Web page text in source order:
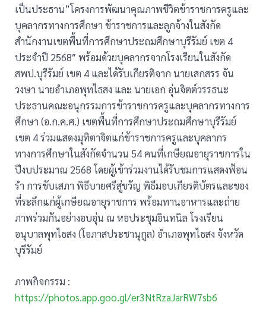
เป็นประธาน”โครงการพัฒนาคุณภาพชีวิตข้าราชการครูและ
บุคลากรทางการศึกษา ข้าราชการและลูกจ้างในสังกัด
สำนักงานเขตพื้นที่การศึกษาประถมศึกษาบุรีรัมย์ เขต 4
ประจำปี 2568″ พร้อมด้วยบุคลากรจากโรงเรียนในสังกัด
สพป.บุรีรัมย์ เขต 4 และได้รับเกียรติจาก นายเสกสรร จัน
วงษา นายอำเภอพุทไธสง และ นายเอก อุ่นจิตต์วรรธนะ
ประธานคณะอนุกรรมการข้าราชการครูและบุคลากรทางการ
ศึกษา (อ.ก.ค.ศ.) เขตพื้นที่การศึกษาประถมศึกษาบุรีรัมย์
เขต 4 ร่วมแสดงมุทิตาจิตแก่ข้าราชการครูและบุคลากร
ทางการศึกษาในสังกัดจำนวน 54 คนที่เกษียณอายุราชการใน
ปีงบประมาณ 2568 โดยผู้เข้าร่วมงานได้รับชมการแสดงฟ้อน
รำ การขับเสภา พิธีบายศรีสู่ขวัญ พิธีมอบเกียรติบัตรและของ
ที่ระลึกแก่ผู้เกษียณอายุราชการ พร้อมทานอาหารและถ่าย
ภาพร่วมกันอย่างอบอุ่น ณ หอประชุมอินทนิล โรงเรียน
อนุบาลพุทไธสง (โอภาสประชานุกูล) อำเภอพุทไธสง จังหวัด
บุรีรัมย์
ภาพกิจกรรม :
https://photos.app.goo.gl/er3NtRzaJarRW7sb6